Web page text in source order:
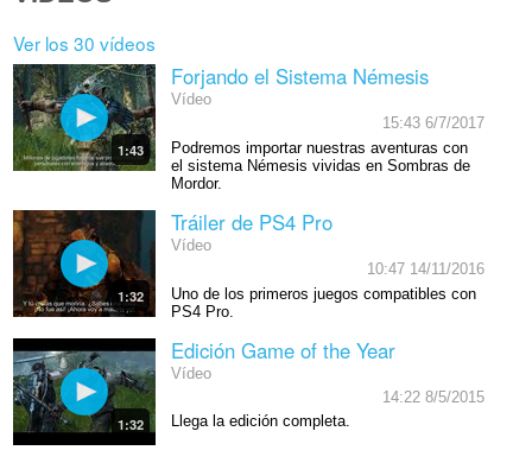
Ver los 30 vídeos
1:43
Forjando el Sistema Némesis
Vídeo
15:43 6/7/2017
Podremos importar nuestras aventuras con
el sistema Némesis vividas en Sombras de
Mordor.
1:32
Tráiler de PS4 Pro
Vídeo
10:47 14/11/2016
Uno de los primeros juegos compatibles con
PS4 Pro.
1:32
Edición Game of the Year
Vídeo
14:22 8/5/2015
Llega la edición completa.